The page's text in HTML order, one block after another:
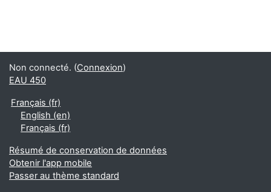
Non connecté. (Connexion)
EAU 450
Français ‎(fr)‎
English ‎(en)‎
Français ‎(fr)‎
Résumé de conservation de données
Obtenir l'app mobile
Passer au thème standard